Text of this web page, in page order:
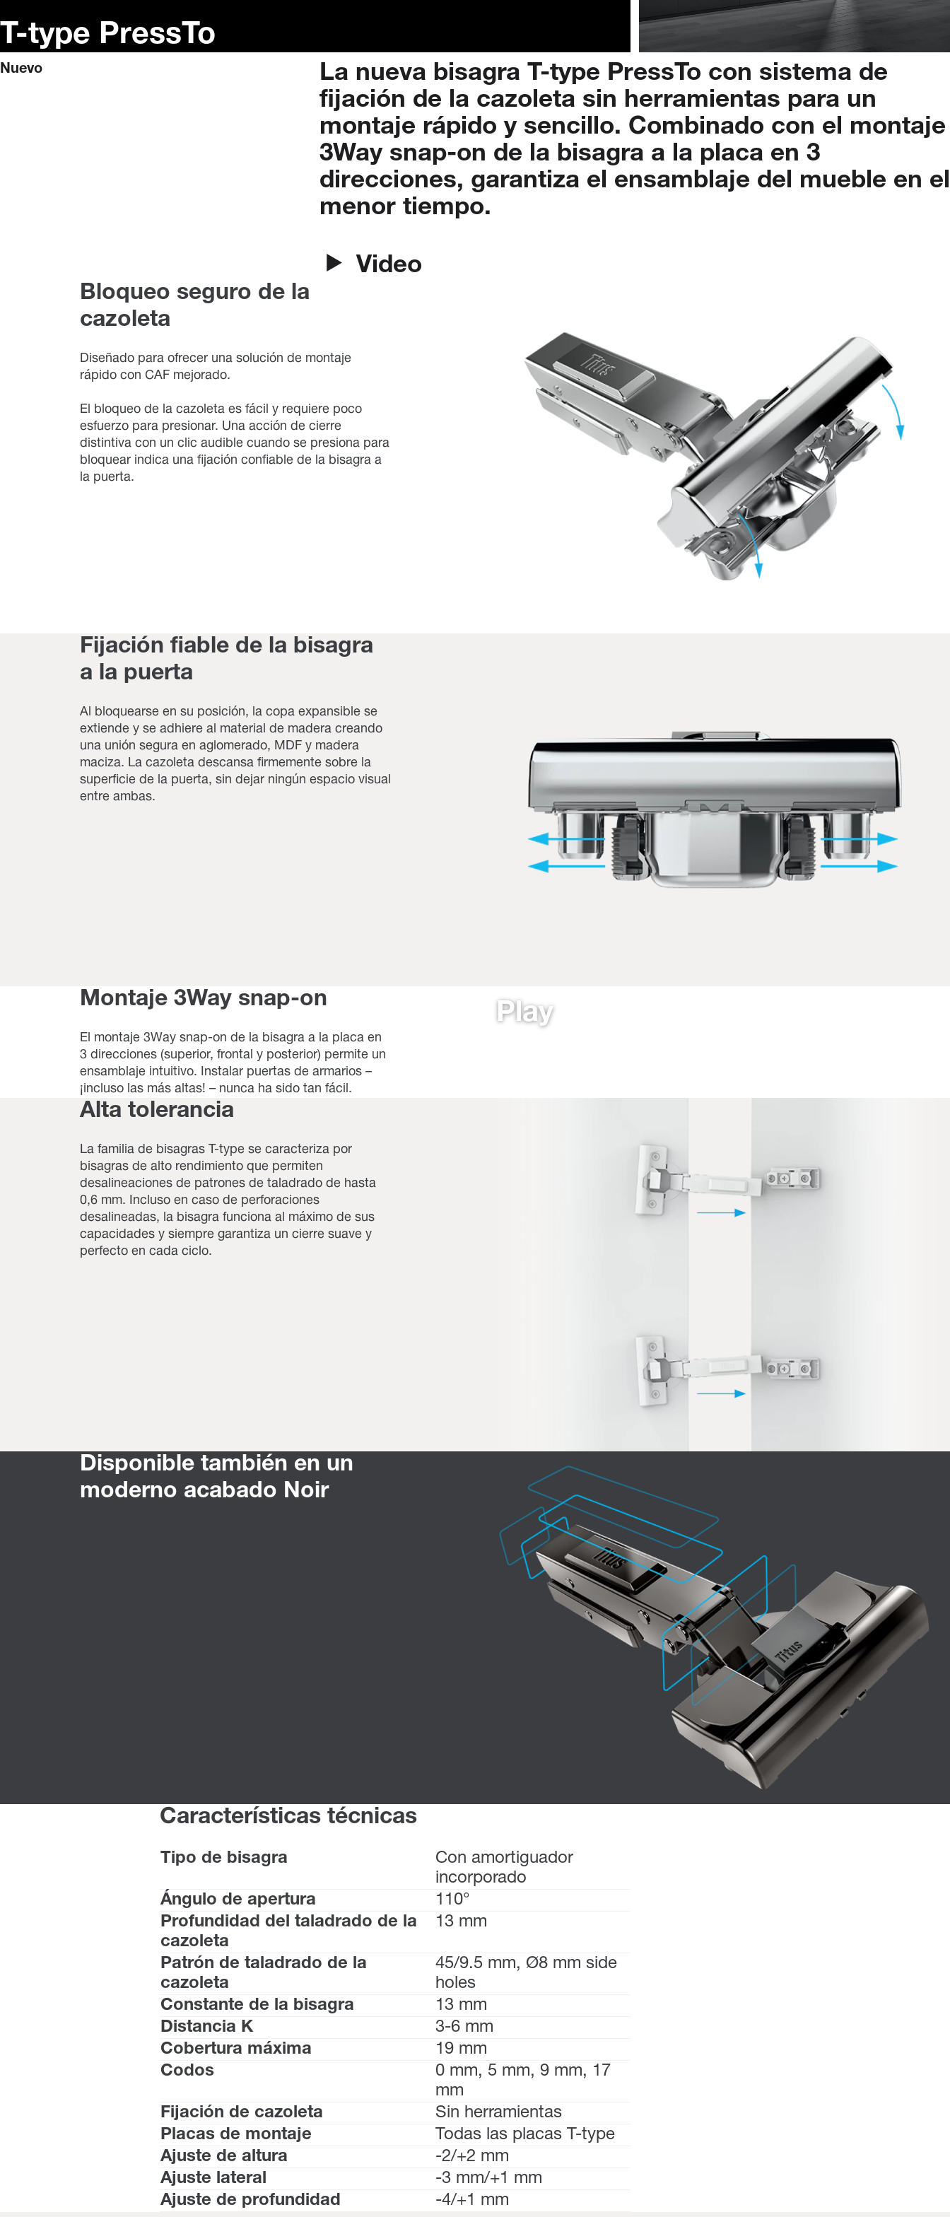
T-type PressTo
Nuevo La nueva bisagra T-type PressTo con sistema de
fijación de la cazoleta sin herramientas para un
montaje rápido y sencillo. Combinado con el montaje
3Way snap-on de la bisagra a la placa en 3
direcciones, garantiza el ensamblaje del mueble en el
menor tiempo.
Video
Bloqueo seguro de la
cazoleta
Diseñado para ofrecer una solución de montaje
rápido con CAF mejorado.
El bloqueo de la cazoleta es fácil y requiere poco
esfuerzo para presionar. Una acción de cierre
distintiva con un clic audible cuando se presiona para
bloquear indica una fijación confiable de la bisagra a
la puerta.
Fijación fiable de la bisagra
a la puerta
Al bloquearse en su posición, la copa expansible se
extiende y se adhiere al material de madera creando
una unión segura en aglomerado, MDF y madera
maciza. La cazoleta descansa firmemente sobre la
superficie de la puerta, sin dejar ningún espacio visual
entre ambas.
Play
Montaje 3Way snap-on
El montaje 3Way snap-on de la bisagra a la placa en
3 direcciones (superior, frontal y posterior) permite un
ensamblaje intuitivo. Instalar puertas de armarios –
¡incluso las más altas! – nunca ha sido tan fácil.
Alta tolerancia
La familia de bisagras T-type se caracteriza por
bisagras de alto rendimiento que permiten
desalineaciones de patrones de taladrado de hasta
0,6 mm. Incluso en caso de perforaciones
desalineadas, la bisagra funciona al máximo de sus
capacidades y siempre garantiza un cierre suave y
perfecto en cada ciclo.
Disponible también en un
moderno acabado Noir
Características técnicas
Tipo de bisagra
Con amortiguador
incorporado
Ángulo de apertura
110°
Profundidad del taladrado de la
cazoleta
13 mm
Patrón de taladrado de la
cazoleta
45/9.5 mm, Ø8 mm side
holes
Constante de la bisagra
13 mm
Distancia K
3-6 mm
Cobertura máxima
19 mm
Codos
0 mm, 5 mm, 9 mm, 17
mm
Fijación de cazoleta
Sin herramientas
Placas de montaje
Todas las placas T-type
Ajuste de altura
-2/+2 mm
Ajuste lateral
-3 mm/+1 mm
Ajuste de profundidad
-4/+1 mm